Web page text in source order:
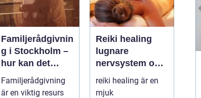
Familjerådgivnin
g i Stockholm –
hur kan det
hjälpa dig och
din familj
Familjerådgivning
är en viktig resurs
Reiki healing
lugnare
nervsystem och
mer balans i
vardagen
reiki healing är en
mjuk